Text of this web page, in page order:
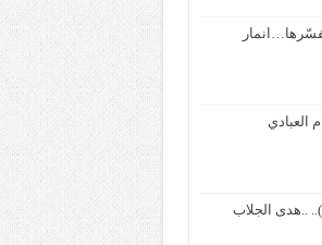
العبادي
..هدى الجلاب